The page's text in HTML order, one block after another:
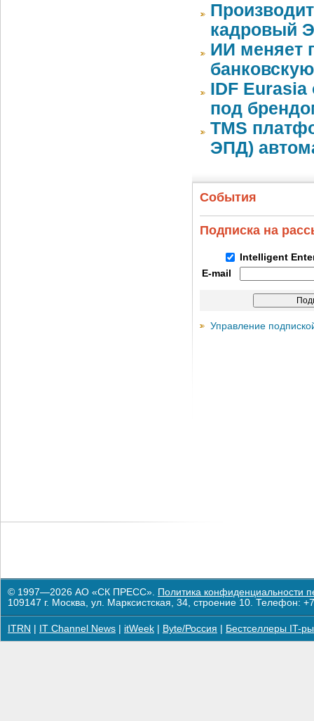
кадровый
ИИ меняет
IDF
под
TMS
ЭПД)
События
Подписка на
Intelligent
E-mail
Управление
© 1997—2026 АО «СК ПРЕСС». Политика конфиденциальности
109147 г. Москва, ул. Марксистская, 34, строение 10. Телефон:
ITRN IT Channel News itWeek Byte/Россия Бестселлеры IT-